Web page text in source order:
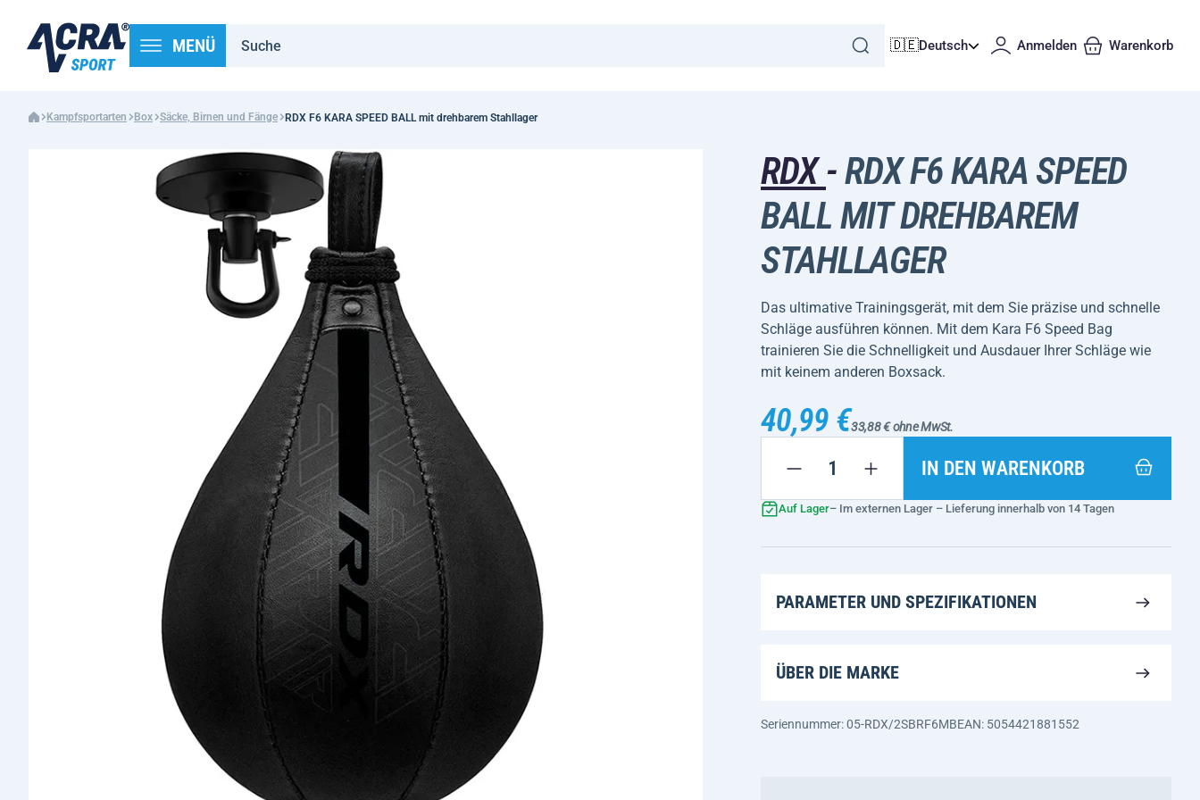
MENÜ 🇩🇪Deutsch Anmelden Warenkorb
Kampfsportarten Box Säcke, Birnen und Fänge RDX F6 KARA SPEED BALL mit drehbarem Stahllager
RDX-RDX F6 KARA SPEED
BALL MIT DREHBAREM
STAHLLAGER
Das ultimative Trainingsgerät, mit dem Sie präzise und schnelle
Schläge ausführen können. Mit dem Kara F6 Speed Bag
trainieren Sie die Schnelligkeit und Ausdauer Ihrer Schläge wie
mit keinem anderen Boxsack.
40,99 €33,88 € ohne MwSt.
IN DEN WARENKORB
Auf Lager– Im externen Lager – Lieferung innerhalb von 14 Tagen
PARAMETER UND SPEZIFIKATIONEN
ÜBER DIE MARKE
Seriennummer: 05-RDX/2SBRF6MBEAN: 5054421881552